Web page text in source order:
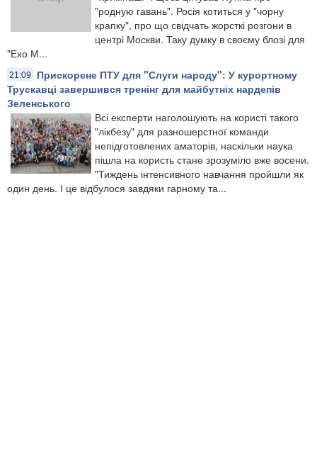
"родную гавань". Росія котиться у "чорну
крапку", про що свідчать жорсткі розгони в
центрі Москви. Таку думку в своєму блозі для
"Ехо М...
21:09
Прискорене ПТУ для "Слуги народу": ​У курортному
Трускавці завершився тренінг для майбутніх нардепів
Зеленського
Всі експерти наголошують на користі такого
"лікбезу" для разношерстної команди
непідготовлених аматорів, наскільки наука
пішла на користь стане зрозуміло вже восени.
"Тиждень інтенсивного навчання пройшли як
один день. І це відбулося завдяки гарному та...